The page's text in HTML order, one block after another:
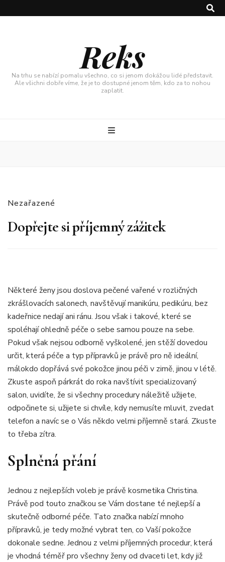
Reks
Na trhu se nabízí pomalu všechno, co si jenom dokážou lidé představit.
Ale všichni dobře víme, že je to dostupné jenom těm, kdo za to nohou
zaplatit.
Nezařazené
Dopřejte si příjemný zážitek
Některé ženy jsou doslova pečené vařené v rozličných
zkrášlovacích salonech, navštěvují manikúru, pedikúru, bez
kadeřnice nedají ani ránu. Jsou však i takové, které se
spoléhají ohledně péče o sebe samou pouze na sebe.
Pokud však nejsou odborně vyškolené, jen stěží dovedou
určit, která péče a typ přípravků je právě pro ně ideální,
málokdo dopřává své pokožce jinou péči v zimě, jinou v létě.
Zkuste aspoň párkrát do roka navštívit specializovaný
salon, uvidíte, že si všechny procedury náležitě užijete,
odpočinete si, užijete si chvíle, kdy nemusíte mluvit, zvedat
telefon a navíc se o Vás někdo velmi příjemně stará. Zkuste
to třeba zítra.
Splněná přání
Jednou z nejlepších voleb je právě kosmetika Christina.
Právě pod touto značkou se Vám dostane té nejlepší a
skutečně odborné péče. Tato značka nabízí mnoho
přípravků, je tedy možné vybrat ten, co Vaší pokožce
dokonale sedne. Jednou z velmi příjemných procedur, která
je vhodná téměř pro všechny ženy od dvaceti let, kdy již